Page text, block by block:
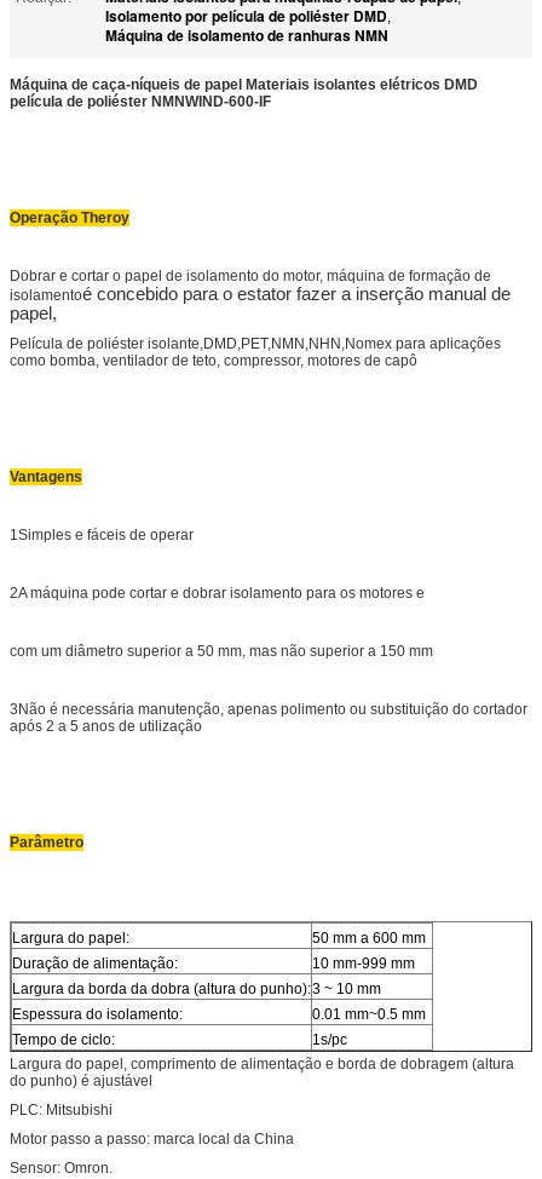
Isolamento por película de poliéster DMD,
Máquina de isolamento de ranhuras NMN
Máquina de caça-níqueis de papel Materiais isolantes elétricos DMD
película de poliéster NMNWIND-600-IF
Operação Theroy
Dobrar e cortar o papel de isolamento do motor, máquina de formação de
isolamentoé concebido para o estator fazer a inserção manual de
papel,
Película de poliéster isolante,DMD,PET,NMN,NHN,Nomex para aplicações
como bomba, ventilador de teto, compressor, motores de capô
Vantagens
1Simples e fáceis de operar
2A máquina pode cortar e dobrar isolamento para os motores e
com um diâmetro superior a 50 mm, mas não superior a 150 mm
3Não é necessária manutenção, apenas polimento ou substituição do cortador
após 2 a 5 anos de utilização
Parâmetro
Largura do papel:
50 mm a 600 mm
Duração de alimentação:
10 mm-999 mm
Largura da borda da dobra (altura do punho):3 ~ 10 mm
Espessura do isolamento:
0.01 mm~0.5 mm
Tempo de ciclo:
1s/pc
Largura do papel, comprimento de alimentação e borda de dobragem (altura
do punho) é ajustável
PLC: Mitsubishi
Motor passo a passo: marca local da China
Sensor: Omron.